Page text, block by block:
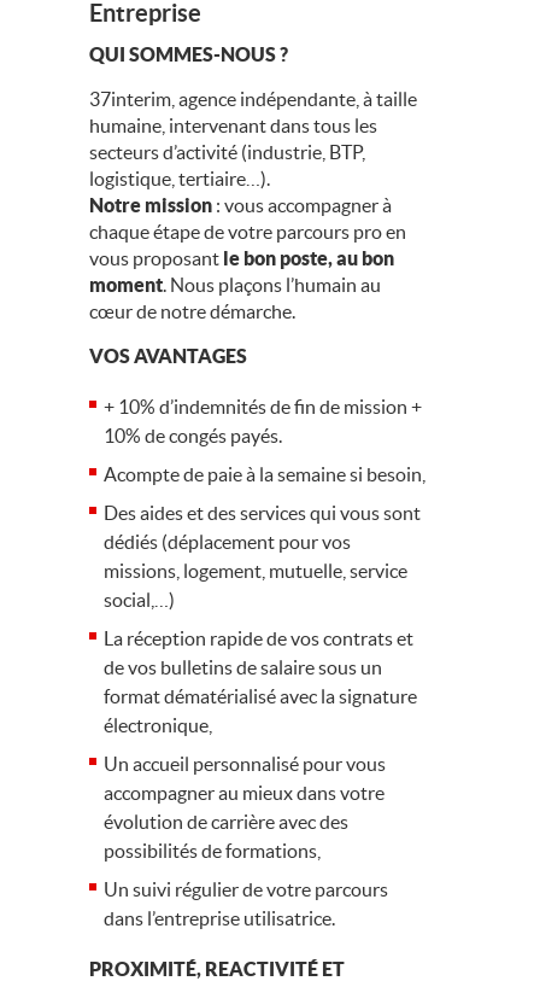
Entreprise
QUI SOMMES-NOUS ?
37interim, agence indépendante, à taille
humaine, intervenant dans tous les
secteurs d’activité (industrie, BTP,
logistique, tertiaire…).
Notre mission : vous accompagner à
chaque étape de votre parcours pro en
vous proposant le bon poste, au bon
moment. Nous plaçons l’humain au
cœur de notre démarche.
VOS AVANTAGES
+ 10% d’indemnités de fin de mission +
10% de congés payés.
Acompte de paie à la semaine si besoin,
Des aides et des services qui vous sont
dédiés (déplacement pour vos
missions, logement, mutuelle, service
social,…)
La réception rapide de vos contrats et
de vos bulletins de salaire sous un
format dématérialisé avec la signature
électronique,
Un accueil personnalisé pour vous
accompagner au mieux dans votre
évolution de carrière avec des
possibilités de formations,
Un suivi régulier de votre parcours
dans l’entreprise utilisatrice.
PROXIMITÉ, REACTIVITÉ ET